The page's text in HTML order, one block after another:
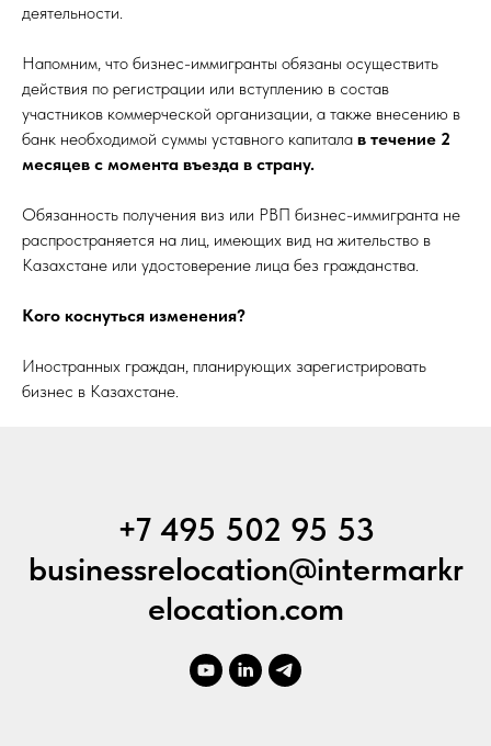
деятельности.
Напомним, что бизнес-иммигранты обязаны осуществить
действия по регистрации или вступлению в состав
участников коммерческой организации, а также внесению в
банк необходимой суммы уставного капитала в течение 2
месяцев с момента въезда в страну.
Обязанность получения виз или РВП бизнес-иммигранта не
распространяется на лиц, имеющих вид на жительство в
Казахстане или удостоверение лица без гражданства.
Кого коснуться изменения?
Иностранных граждан, планирующих зарегистрировать
бизнес в Казахстане.
+7 495 502 95 53
businessrelocation@intermarkr
elocation.com